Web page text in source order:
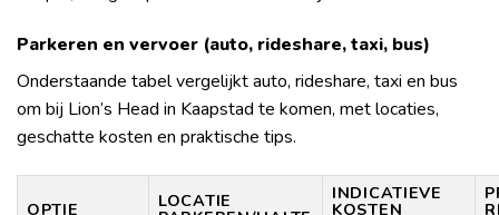
Parkeren en vervoer (auto, rideshare, taxi, bus)
Onderstaande tabel vergelijkt auto, rideshare, taxi en bus
om bij Lion’s Head in Kaapstad te komen, met locaties,
geschatte kosten en praktische tips.
OPTIE LOCATIE INDICATIEVE
KOSTEN